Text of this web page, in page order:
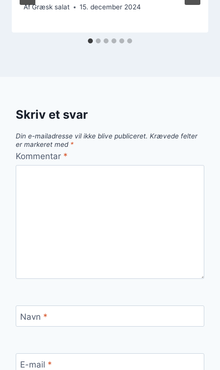
AfGræsk salat 15. december 2024
Skriv et svar
Din e-mailadresse vil ikke blive publiceret. Krævede felter
er markeret med *
Kommentar *
Navn *
E-mail *